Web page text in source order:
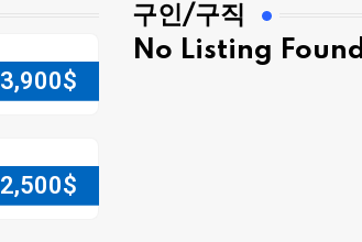
3,900$
2,500$
구인/구직
No Listing